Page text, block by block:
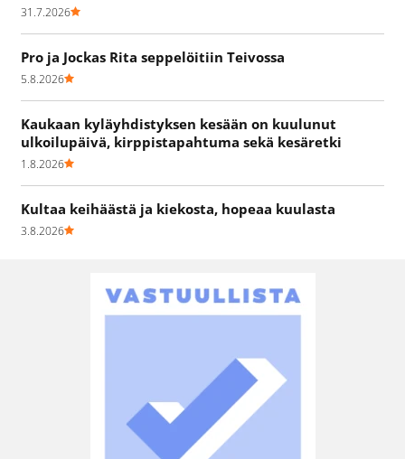
31.7.2026
Pro ja Jockas Rita seppelöitiin Teivossa
5.8.2026
Kaukaan kyläyhdistyksen kesään on kuulunut
ulkoilupäivä, kirppistapahtuma sekä kesäretki
1.8.2026
Kultaa keihäästä ja kiekosta, hopeaa kuulasta
3.8.2026